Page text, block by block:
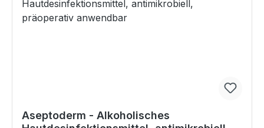
Aseptoderm - Alkoholisches